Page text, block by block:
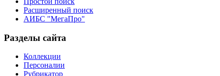
Расширенный поиск
АИБС "МегаПро"
Разделы сайта
Коллекции
Персоналии
Рубрикатор